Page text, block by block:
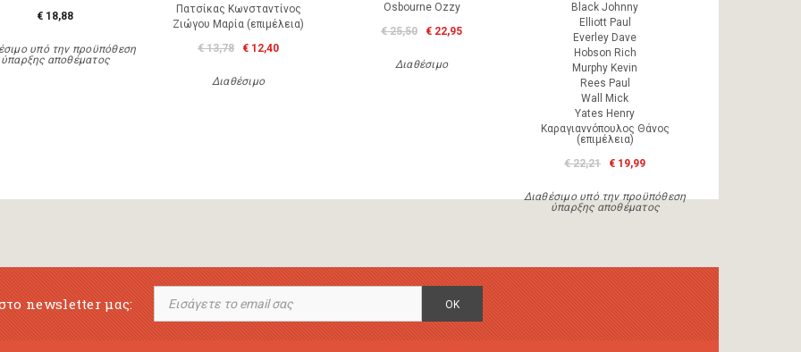
€ 18,88
υπό την προϋπόθεση
ύπαρξης αποθέματος
Πατσίκας Κωνσταντίνος
Ζιώγου Μαρία (επιμέλεια)
€ 13,78
€ 12,40
Διαθέσιμο
Osbourne Ozzy
€ 25,50
€ 22,95
Διαθέσιμο
Black Johnny
Elliott Paul
Everley Dave
Hobson Rich
Murphy Kevin
Rees Paul
Wall Mick
Yates Henry
Καραγιαννόπουλος Θάνος
(επιμέλεια)
€ 22,21
€ 19,99
Διαθέσιμο υπό την προϋπόθεση
ύπαρξης αποθέματος
newsletter μας: OK